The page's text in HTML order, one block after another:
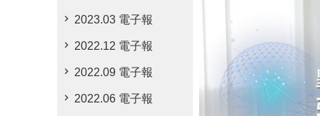
2023.03 電子報
2022.12 電子報
2022.09 電子報
2022.06 電子報